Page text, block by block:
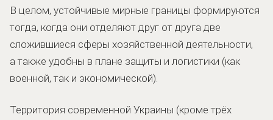
В целом, устойчивые мирные границы формируются
тогда, когда они отделяют друг от друга две
сложившиеся сферы хозяйственной деятельности,
а также удобны в плане защиты и логистики (как
военной, так и экономической).
Территория современной Украины (кроме трёх